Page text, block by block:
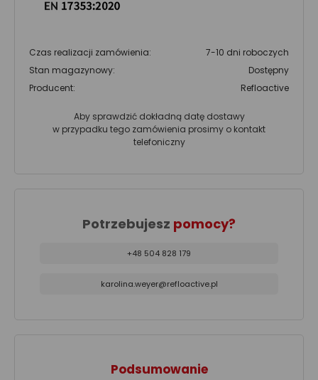
Czas realizacji zamówienia:
7-10 dni roboczych
Stan magazynowy:
Dostępny
Producent:
Refloactive
Aby sprawdzić dokładną datę dostawy
w przypadku tego zamówienia prosimy o kontakt
telefoniczny
Potrzebujesz pomocy?
+48 504 828 179
karolina.weyer@refloactive.pl
Podsumowanie